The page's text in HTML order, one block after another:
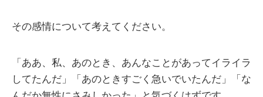
その感情について考えてください。
「ああ、私、あのとき、あんなことがあってイライラ
してたんだ」「あのときすごく急いでいたんだ」「な